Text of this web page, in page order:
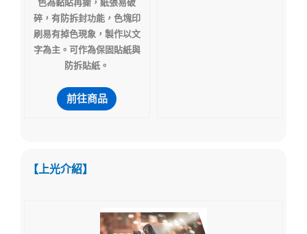
色為黏貼再撕，紙張易破
碎，有防拆封功能，色塊印
刷易有掉色現象，製作以文
字為主。可作為保固貼紙與
防拆貼紙。
前往商品
【上光介紹】